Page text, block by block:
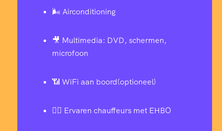
🌬️ Airconditioning
🎥 Multimedia: DVD, schermen,
microfoon
📶 WiFi aan boord(optioneel)
👨‍✈️ Ervaren chauffeurs met EHBO